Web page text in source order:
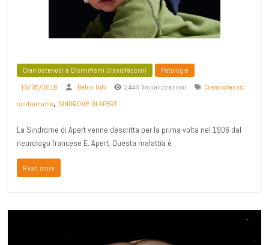
Craniostenosi e Dismirfismi Craniofacciali
Patologie
16/05/2016
Babis Odv 2446 Visualizzazioni
Craniostenosi
sindromiche, SINDROME DI APERT
La Sindrome di Apert venne descritta per la prima volta nel 1906 dal
neurologo francese E. Apert. Questa malattia è
Read more